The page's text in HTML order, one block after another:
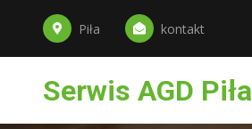
Piła kontakt
Serwis AGD Piła